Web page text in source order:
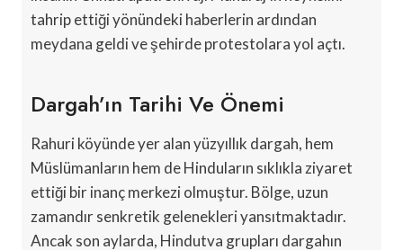
tahrip ettiği yönündeki haberlerin ardından
meydana geldi ve şehirde protestolara yol açtı.
Dargah’ın Tarihi Ve Önemi
Rahuri köyünde yer alan yüzyıllık dargah, hem
Müslümanların hem de Hinduların sıklıkla ziyaret
ettiği bir inanç merkezi olmuştur. Bölge, uzun
zamandır senkretik gelenekleri yansıtmaktadır.
Ancak son aylarda, Hindutva grupları dargahın